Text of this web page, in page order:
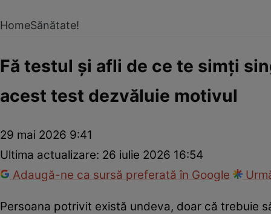
HomeSănătate!
Fă testul și afli de ce te simți
acest test dezvăluie motivul
29 mai 2026 9:41
Ultima actualizare: 26 iulie 2026 16:54
Adaugă-ne ca sursă preferată în Google
Persoana potrivit există undeva, doar că trebuie